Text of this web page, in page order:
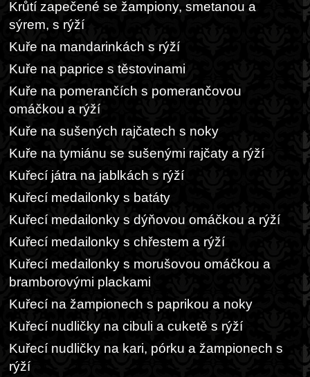
Krůtí zapečené se žampiony, smetanou a
sýrem, s rýží
Kuře na mandarinkách s rýží
Kuře na paprice s těstovinami
Kuře na pomerančích s pomerančovou
omáčkou a rýží
Kuře na sušených rajčatech s noky
Kuře na tymiánu se sušenými rajčaty a rýží
Kuřecí játra na jablkách s rýží
Kuřecí medailonky s batáty
Kuřecí medailonky s dýňovou omáčkou a rýží
Kuřecí medailonky s chřestem a rýží
Kuřecí medailonky s morušovou omáčkou a
bramborovými plackami
Kuřecí na žampionech s paprikou a noky
Kuřecí nudličky na cibuli a cuketě s rýží
Kuřecí nudličky na kari, pórku a žampionech s
rýží